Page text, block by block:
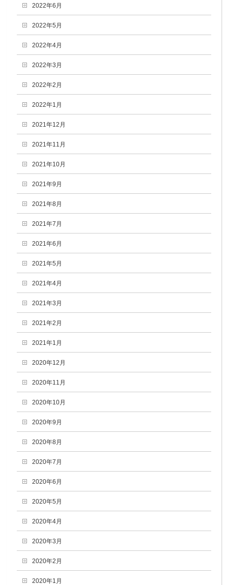
2022年6月
2022年5月
2022年4月
2022年3月
2022年2月
2022年1月
2021年12月
2021年11月
2021年10月
2021年9月
2021年8月
2021年7月
2021年6月
2021年5月
2021年4月
2021年3月
2021年2月
2021年1月
2020年12月
2020年11月
2020年10月
2020年9月
2020年8月
2020年7月
2020年6月
2020年5月
2020年4月
2020年3月
2020年2月
2020年1月